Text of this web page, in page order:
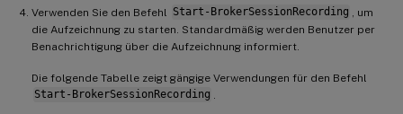
Verwenden Sie den Befehl Start-BrokerSessionRecording
, um
die Aufzeichnung zu starten. Standardmäßig werden Benutzer per
Benachrichtigung über die Aufzeichnung informiert.
Die folgende Tabelle zeigt gängige Verwendungen für den Befehl
Start-BrokerSessionRecording